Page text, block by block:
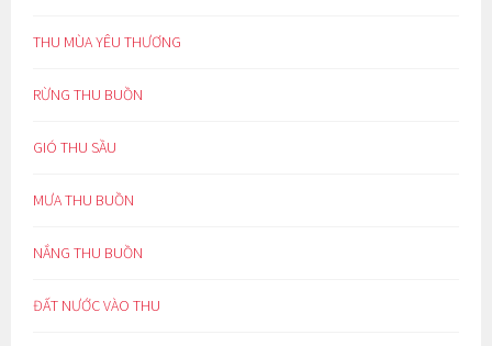
THU MÙA YÊU THƯƠNG
RỪNG THU BUỒN
GIÓ THU SẦU
MƯA THU BUỒN
NẮNG THU BUỒN
ĐẤT NƯỚC VÀO THU